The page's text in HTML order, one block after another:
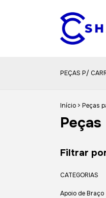
PEÇAS P/
Início > Peças
Filtrar
CATEGORIAS
Apoio de Braço